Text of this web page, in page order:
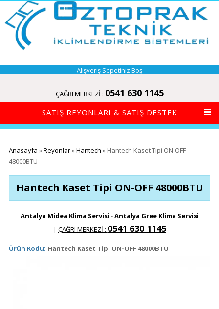
Alışveriş Sepetiniz Boş
ÇAĞRI MERKEZİ : 0541 630 1145
SATIŞ REYONLARI & SATIŞ DESTEK
Buradasınız
Anasayfa »Reyonlar»Hantech » Hantech Kaset Tipi ON-OFF
48000BTU
Hantech Kaset Tipi ON-OFF 48000BTU
Antalya Midea Klima Servisi -Antalya Gree Klima Servisi
| ÇAĞRI MERKEZİ : 0541 630 1145
Ürün Kodu: Hantech Kaset Tipi ON-OFF 48000BTU